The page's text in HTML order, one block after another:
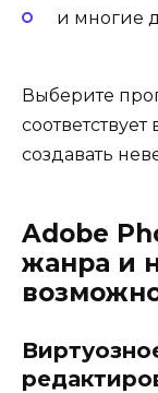
и многие
Выберите
создавать
Adobe
жанра и